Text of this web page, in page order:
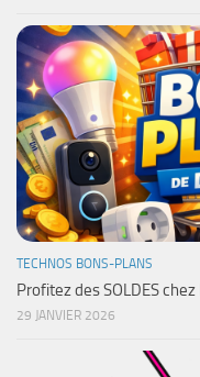
TECHNOS BONS-PLANS
Profitez des SOLDES
29 JANVIER 2026